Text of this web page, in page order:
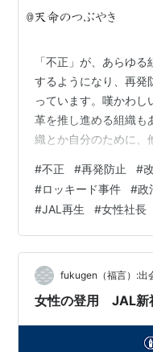
「不正」が、あらゆ
するようになり、再発
っています。嘆かわし
革を推し進める組織も
織とか自分のために、
います。「不正」が起
や目標達成のために「
といわれます。 自民党
政治改革が求められて
繰り返され、それが自
すから、自民党にお
#不正 #再発防止 #
#ロッキード事件 #政
#JAL再生 #女性社長
fukugen（福言）:出
女性の登用 JAL新